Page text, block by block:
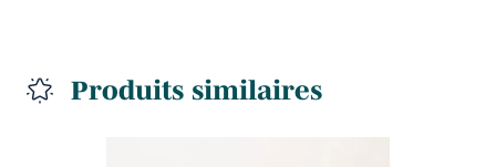
Produits similaires